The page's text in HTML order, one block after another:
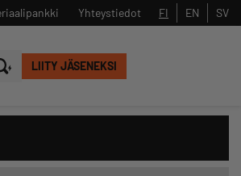
Yhteystiedot FI EN SV
LIITY JÄSENEKSI
Sulje